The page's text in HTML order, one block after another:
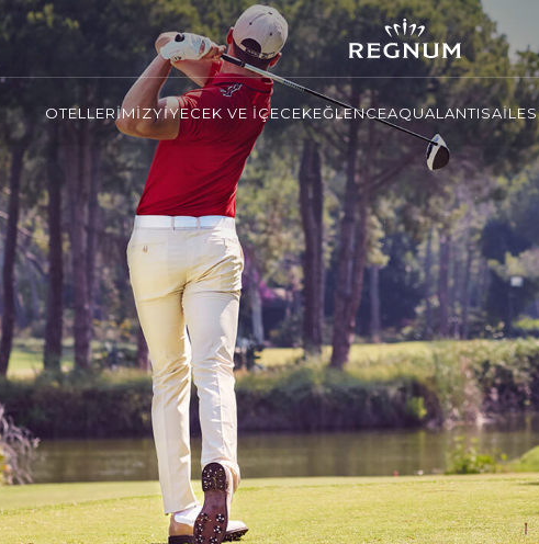
OTELLERİMİZYİYECEK VE İÇECEKEĞLENCEAQUALANTISAİLE